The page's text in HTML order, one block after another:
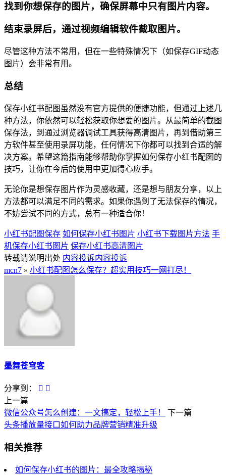
找到你想保存的图片，确保屏幕中只有图片内容。
结束录屏后，通过视频编辑软件截取图片。
尽管这种方法不常用，但在一些特殊情况下（如保存GIF动态
图片）会非常有用。
总结
保存小红书配图虽然没有官方提供的便捷功能，但通过上述几
种方法，你依然可以轻松获取你想要的图片。从最简单的截图
保存法，到通过浏览器调试工具获得高清图片，再到借助第三
方软件甚至使用录屏功能，任何情况下你都可以找到合适的解
决方案。希望这篇指南能够帮助你掌握如何保存小红书配图的
技巧，让你在今后的使用中更加得心应手。
无论你是想保存图片作为灵感收藏，还是想与朋友分享，以上
方法都可以满足不同的需求。如果你遇到了无法保存的情况，
不妨尝试不同的方式，总有一种适合你！
小红书配图保存 如何保存小红书图片 小红书下载图片方法 手
机保存小红书图片 保存小红书高清图片
转载请说明出处 内容投诉内容投诉
mcn7 » 小红书配图怎么保存？超实用技巧一网打尽！
墨舞苍穹客
分享到：
上一篇
微信公众号怎么创建：一文搞定，轻松上手！
下一篇
头条播放量接口如何助力品牌营销精准升级
相关推荐
如何保存小红书的图片：最全攻略揭秘